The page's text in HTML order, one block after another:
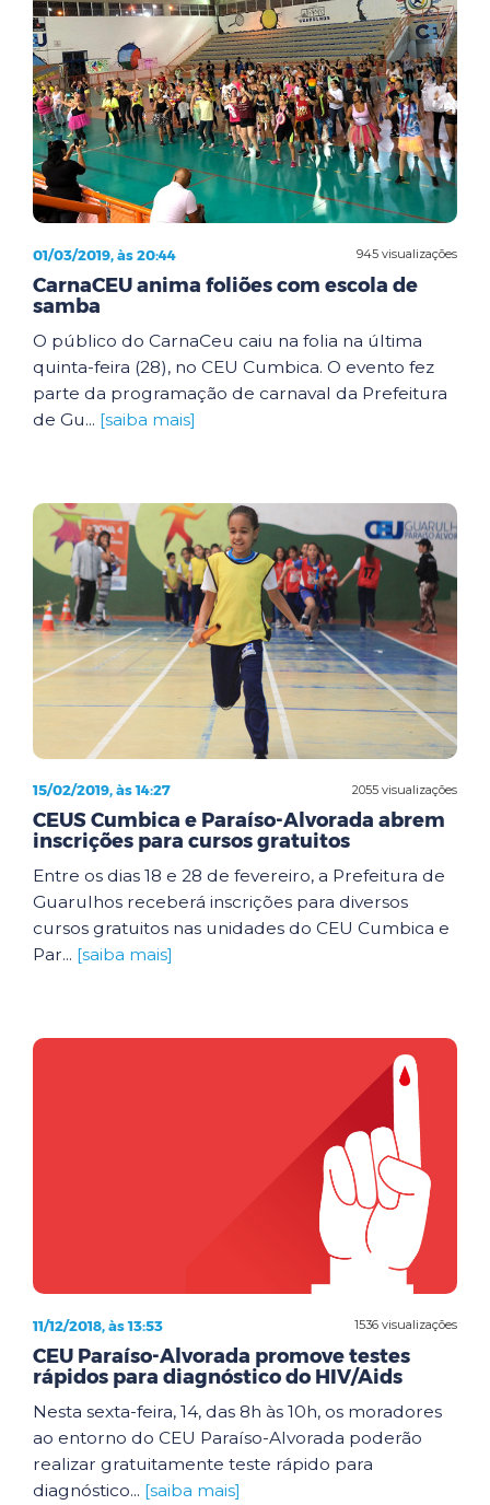
945 visualizações
01/03/2019, às 20:44
CarnaCEU anima foliões com escola de
samba
O público do CarnaCeu caiu na folia na última
quinta-feira (28), no CEU Cumbica. O evento fez
parte da programação de carnaval da Prefeitura
de Gu... [saiba mais]
2055 visualizações
15/02/2019, às 14:27
CEUS Cumbica e Paraíso-Alvorada abrem
inscrições para cursos gratuitos
Entre os dias 18 e 28 de fevereiro, a Prefeitura de
Guarulhos receberá inscrições para diversos
cursos gratuitos nas unidades do CEU Cumbica e
Par... [saiba mais]
1536 visualizações
11/12/2018, às 13:53
CEU Paraíso-Alvorada promove testes
rápidos para diagnóstico do HIV/Aids
Nesta sexta-feira, 14, das 8h às 10h, os moradores
ao entorno do CEU Paraíso-Alvorada poderão
realizar gratuitamente teste rápido para
diagnóstico... [saiba mais]